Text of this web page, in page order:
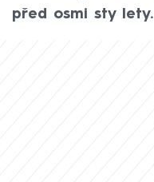
před osmi sty lety.